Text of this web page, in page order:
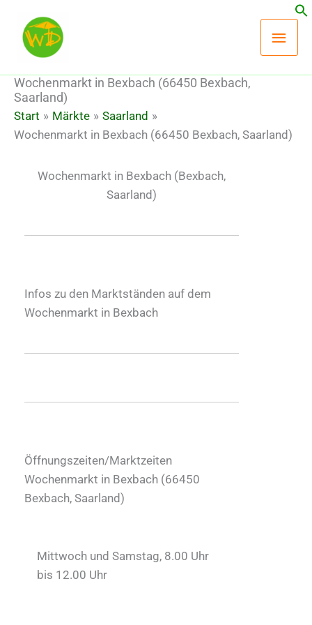
Inhalt
springen
Wochenmarkt in Bexbach (66450 Bexbach,
Saarland)
Start Märkte
Saarland
Wochenmarkt in Bexbach (66450 Bexbach, Saarland)
Wochenmarkt in Bexbach (Bexbach,
Saarland)
Infos zu den Marktständen auf dem
Wochenmarkt in Bexbach
Öffnungszeiten/Marktzeiten
Wochenmarkt in Bexbach (66450
Bexbach, Saarland)
Mittwoch und Samstag, 8.00 Uhr
bis 12.00 Uhr